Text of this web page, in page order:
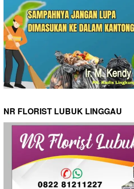
NR FLORIST LUBUK LINGGAU